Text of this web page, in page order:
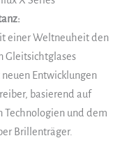
einer Weltneuheit den
Gleitsichtglases
Entwicklungen
basierend auf
Technologien und dem
Brillenträger.